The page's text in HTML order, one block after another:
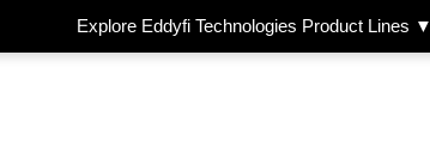
Explore Eddyfi Technologies Product Lines ▼